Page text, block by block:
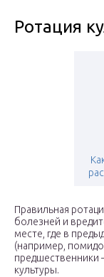
Ротация
Правильная
болезней и
месте, где в
(например,
культуры.